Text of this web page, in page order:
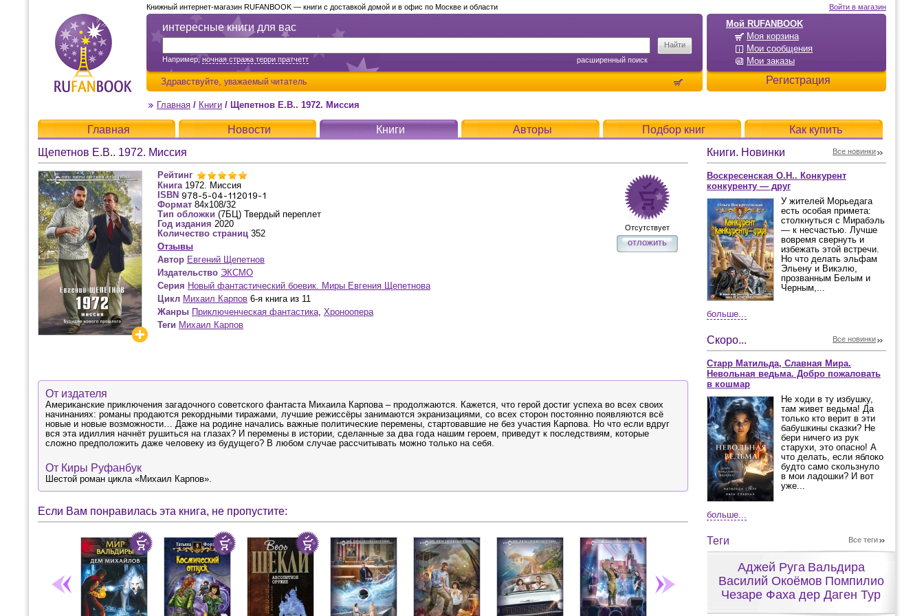
Мой RUFANBOOK
Моя корзина
Мои сообщения
Мои заказы
Регистрация
Войти в магазин
интересные книги для вас
Например,ночная стража терри пратчетт расширенный поиск
Здравствуйте, уважаемый читатель
Книжный интернет-магазин RUFANBOOK — книги с доставкой домой и в офис по Москве и области
Главная / Книги / Щепетнов Е.В.. 1972. Миссия
Главная Новости Книги Авторы Подбор книг
Как купить
Щепетнов Е.В.. 1972. Миссия
Рейтинг
Книга 1972. Миссия
ISBN
Формат 84x108/32
Тип обложки (7БЦ) Твердый переплет
Год издания 2020
Количество страниц 352
Отзывы
Автор Евгений Щепетнов
Издательство ЭКСМО
Серия Новый фантастический боевик. Миры Евгения Щепетнова
Цикл Михаил Карпов 6-я книга из 11
Жанры Приключенческая фантастика, Хроноопера
Теги Михаил Карпов
Отсутствует
отложить
От издателя
Американские приключения загадочного советского фантаста Михаила Карпова – продолжаются. Кажется, что герой достиг успеха во всех своих
начинаниях: романы продаются рекордными тиражами, лучшие режиссёры занимаются экранизациями, со всех сторон постоянно появляются всё
новые и новые возможности… Даже на родине начались важные политические перемены, стартовавшие не без участия Карпова. Но что если вдруг
вся эта идиллия начнёт рушиться на глазах? И перемены в истории, сделанные за два года нашим героем, приведут к последствиям, которые
сложно предположить даже человеку из будущего? В любом случае рассчитывать можно только на себя.
От Киры Руфанбук
Шестой роман цикла «Михаил Карпов».
Если Вам понравилась эта книга, не пропустите:
Книги. Новинки Все новинки
Воскресенская О.Н.. Конкурент
конкуренту — друг
У жителей Морьедага
есть особая примета:
столкнуться с Мирабэль
— к несчастью. Лучше
вовремя свернуть и
избежать этой встречи.
Но что делать эльфам
Эльену и Викэлю,
прозванным Белым и
Черным,...
больше...
Скоро... Все новинки
Старр Матильда, Славная Мира.
Невольная ведьма. Добро пожаловать
в кошмар
Не ходи в ту избушку,
там живет ведьма! Да
только кто верит в эти
бабушкины сказки? Не
бери ничего из рук
старухи, это опасно! А
что делать, если яблоко
будто само скользнуло
в мои ладошки? И вот
уже...
больше...
Теги Все теги
Аджей Руга Вальдира
Василий Окоёмов Помпилио
Чезаре Фаха дер Даген Тур